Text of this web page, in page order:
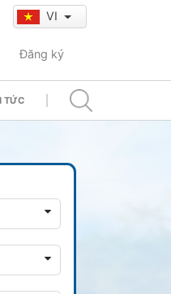
VI
Đăng ký
TỨC